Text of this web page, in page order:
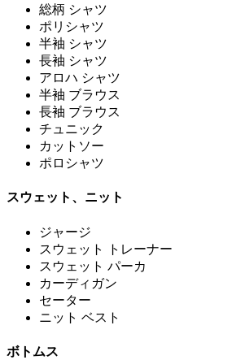
総柄 シャツ
ポリシャツ
半袖 シャツ
長袖 シャツ
アロハ シャツ
半袖 ブラウス
長袖 ブラウス
チュニック
カットソー
ポロシャツ
スウェット、ニット
ジャージ
スウェット トレーナー
スウェット パーカ
カーディガン
セーター
ニット ベスト
ボトムス